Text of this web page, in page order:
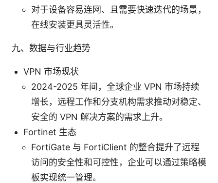
对于设备容易连网、且需要快速迭代的场景，
在线安装更具灵活性。
九、数据与行业趋势
VPN 市场现状
2024-2025 年间，全球企业 VPN 市场持续
增长，远程工作和分支机构需求推动对稳定、
安全的 VPN 解决方案的需求上升。
Fortinet 生态
FortiGate 与 FortiClient 的整合提升了远程
访问的安全性和可控性，企业可以通过策略模
板实现统一管理。